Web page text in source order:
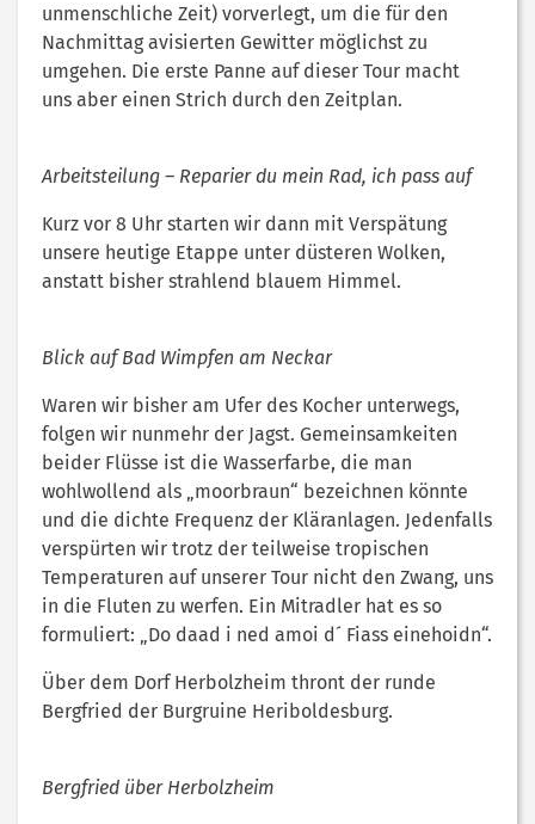
unmenschliche Zeit) vorverlegt, um die für den
Nachmittag avisierten Gewitter möglichst zu
umgehen. Die erste Panne auf dieser Tour macht
uns aber einen Strich durch den Zeitplan.
Arbeitsteilung – Reparier du mein Rad, ich pass auf
Kurz vor 8 Uhr starten wir dann mit Verspätung
unsere heutige Etappe unter düsteren Wolken,
anstatt bisher strahlend blauem Himmel.
Blick auf Bad Wimpfen am Neckar
Waren wir bisher am Ufer des Kocher unterwegs,
folgen wir nunmehr der Jagst. Gemeinsamkeiten
beider Flüsse ist die Wasserfarbe, die man
wohlwollend als „moorbraun“ bezeichnen könnte
und die dichte Frequenz der Kläranlagen. Jedenfalls
verspürten wir trotz der teilweise tropischen
Temperaturen auf unserer Tour nicht den Zwang, uns
in die Fluten zu werfen. Ein Mitradler hat es so
formuliert: „Do daad i ned amoi d´ Fiass einehoidn“.
Über dem Dorf Herbolzheim thront der runde
Bergfried der Burgruine Heriboldesburg.
Bergfried über Herbolzheim